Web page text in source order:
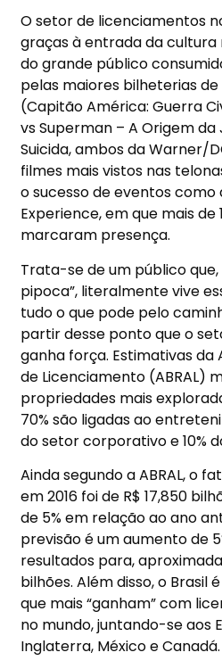
O setor de licenciamentos
graças à entrada da cultura
do grande público
pelas maiores bilheterias
(Capitão América: Guerra
vs Superman – A Origem da
Suicida, ambos da Warner/
filmes mais vistos nas
o sucesso de eventos como
Experience, em que mais de
marcaram presença.
Trata-se de um público que,
pipoca”, literalmente vive
tudo o que pode pelo
partir desse ponto que o
ganha força. Estimativas da
de Licenciamento (ABRAL)
propriedades mais
70% são ligadas ao
do setor corporativo e 10%
Ainda segundo a ABRAL, o
em 2016 foi de R$ 17,850
de 5% em relação ao ano
previsão é um aumento de
resultados para,
bilhões. Além disso, o Brasil
que mais “ganham” com
no mundo, juntando-se aos
Inglaterra, México e Canadá.